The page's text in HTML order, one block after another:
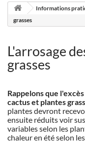
Informations
grasses
L'arrosage
grasses
Rappelons que
cactus et plantes
plantes devront
ensuite réduits voir
variables selon les
chaleur en été selon